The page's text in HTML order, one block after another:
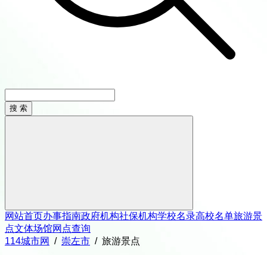
网站首页办事指南政府机构社保机构学校名录高校名单旅游景
点文体场馆网点查询
114城市网
/ 崇左市 / 旅游景点